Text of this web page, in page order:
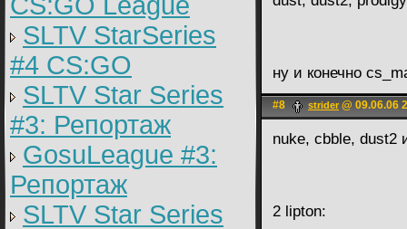
SLTV StarSeries
#4 CS:GO
SLTV Star Series
#3: Репортаж
GosuLeague #3:
Репортаж
SLTV Star Series
ну и конечно
#8 strider @ 09.06.06
nuke, cbble, dust2
2 lipton: